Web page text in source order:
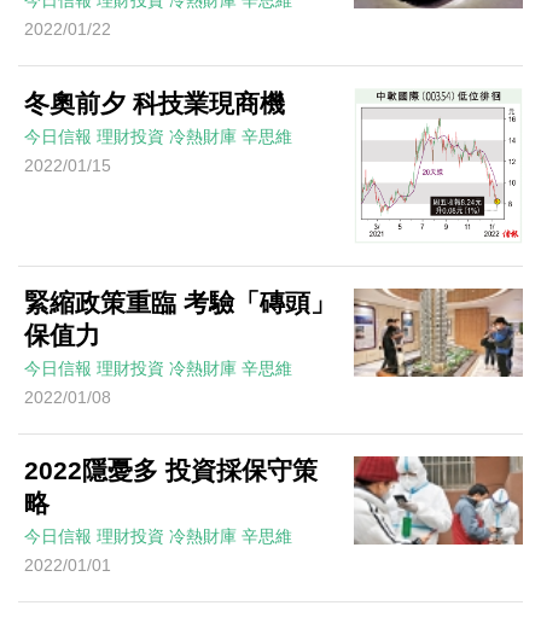
2022/01/22
冬奧前夕 科技業現商機
今日信報 理財投資 冷熱財庫 辛思維
2022/01/15
緊縮政策重臨 考驗「磚頭」
保值力
今日信報 理財投資 冷熱財庫 辛思維
2022/01/08
2022隱憂多 投資採保守策
略
今日信報 理財投資 冷熱財庫 辛思維
2022/01/01